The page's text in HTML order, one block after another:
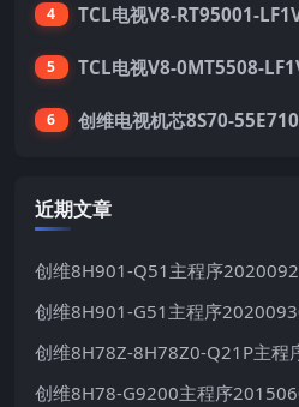
4
5
6 创维电视机芯8S70-
近期文章
创维8H901-Q51主程序
创维8H901-G51主程序
创维8H78Z-8H78Z0-Q21P主程
创维8H78-G9200主程序